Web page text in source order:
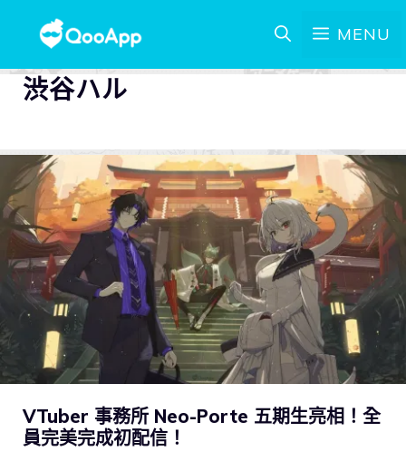
MENU
渋谷ハル
VTuber 事務所 Neo-Porte 五期生亮相！全
員完美完成初配信！